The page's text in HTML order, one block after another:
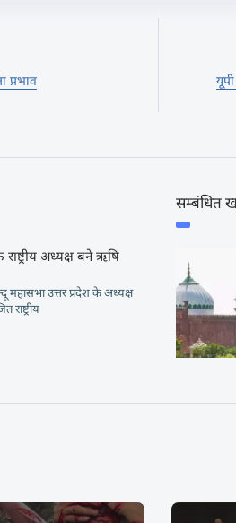
राष्ट्रीय अध्यक्ष बने ऋषि
उत्तर प्रदेश के अध्यक्ष
सम्बंधित